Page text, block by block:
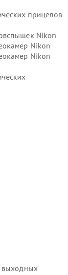
прицелов
Nikon
Nikon
Nikon
выходных